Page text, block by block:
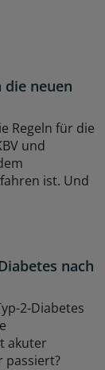
die neuen
Regeln für die
und
ist. Und
nach
2-Diabetes
akuter
passiert?